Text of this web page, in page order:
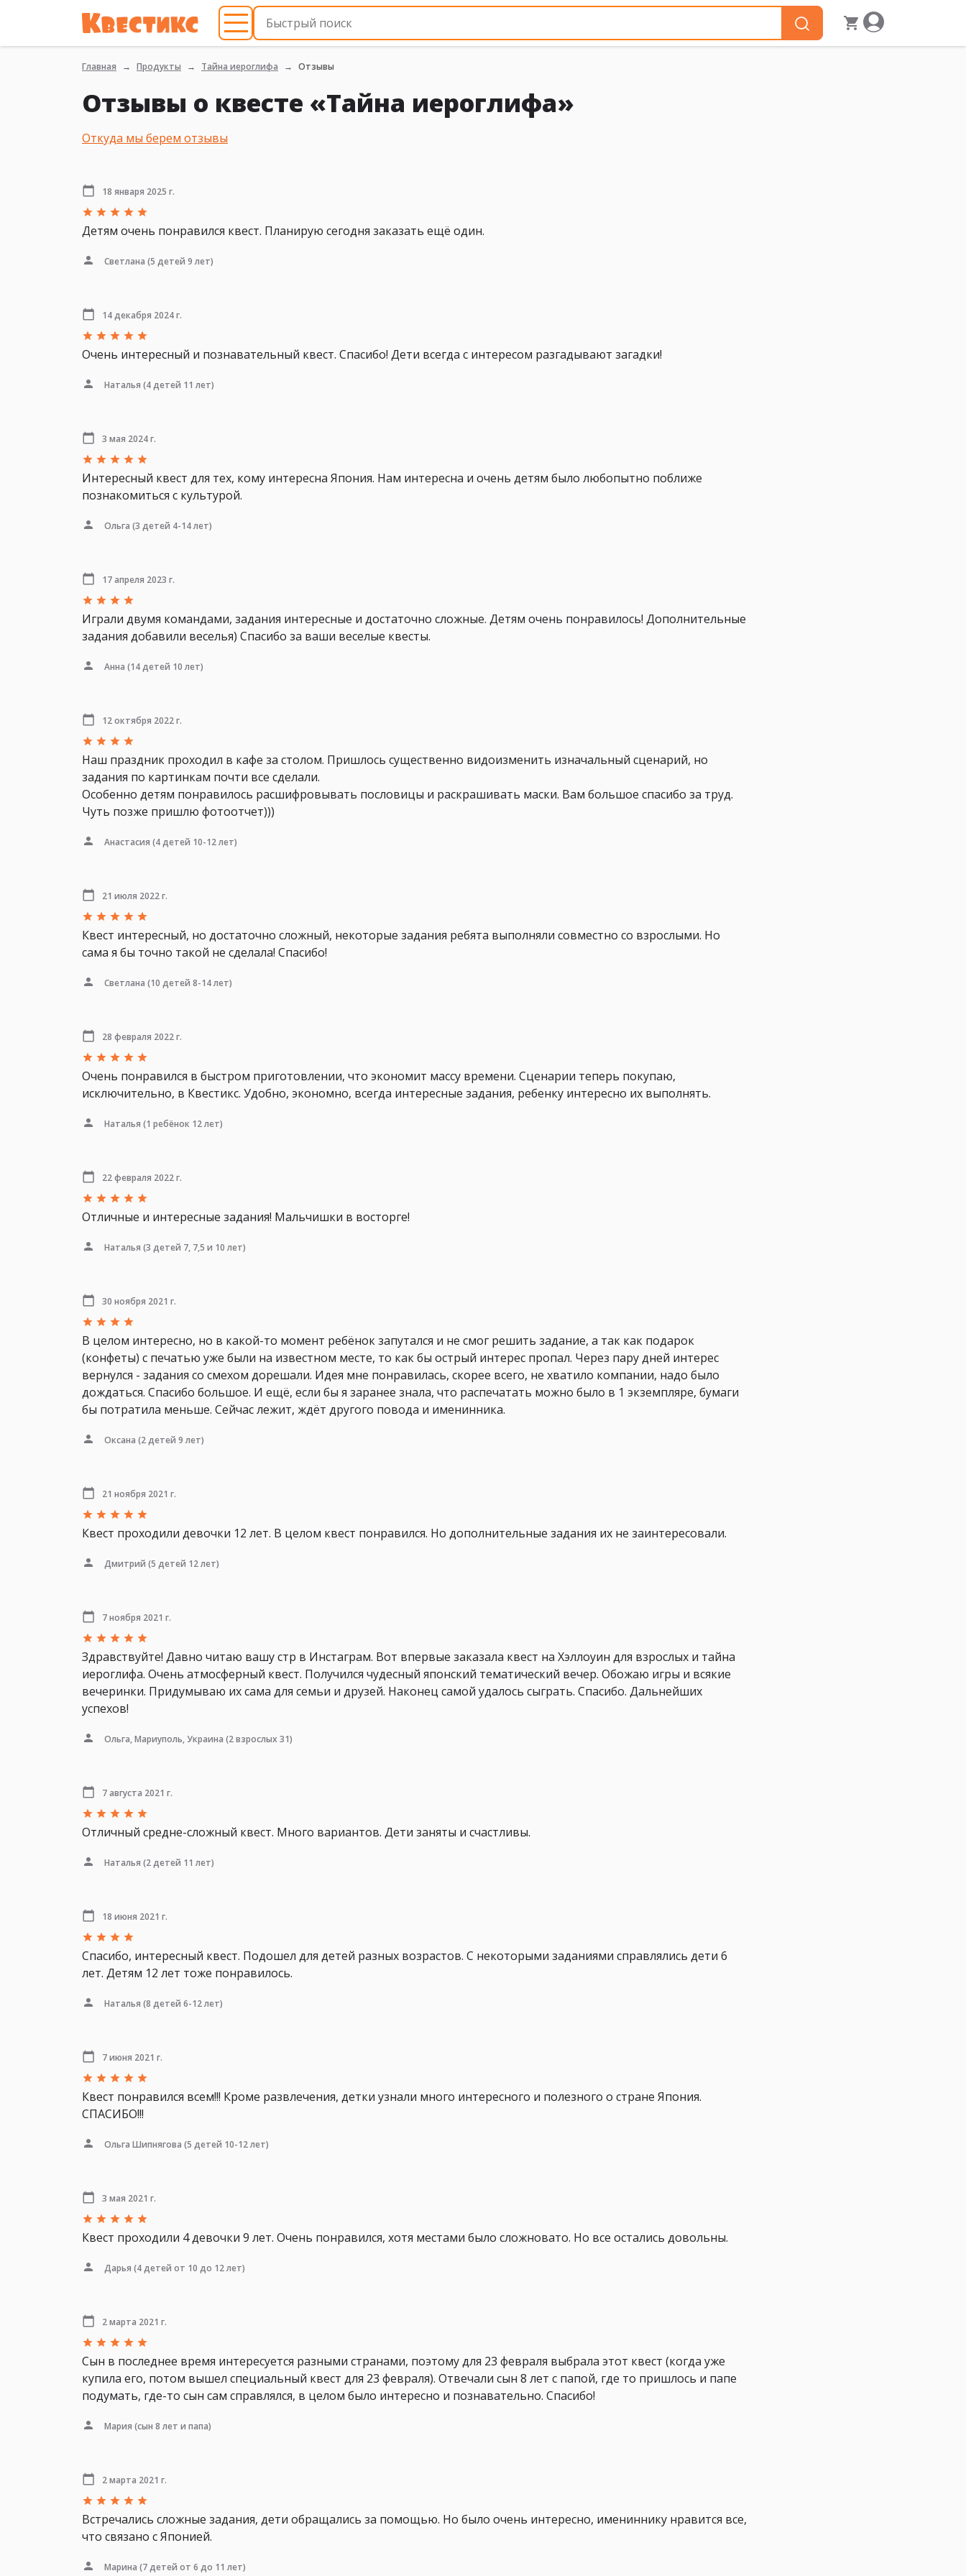
Главная Продукты Тайна иероглифа Отзывы
Отзывы о квесте «Тайна иероглифа»
Откуда мы берем отзывы
18 января 2025 г.
Детям очень понравился квест. Планирую сегодня заказать ещё один.
Светлана (5 детей 9 лет)
14 декабря 2024 г.
Очень интересный и познавательный квест. Спасибо! Дети всегда с интересом разгадывают загадки!
Наталья (4 детей 11 лет)
3 мая 2024 г.
Интересный квест для тех, кому интересна Япония. Нам интересна и очень детям было любопытно поближе
познакомиться с культурой.
Ольга (3 детей 4-14 лет)
17 апреля 2023 г.
Играли двумя командами, задания интересные и достаточно сложные. Детям очень понравилось! Дополнительные
задания добавили веселья) Спасибо за ваши веселые квесты.
Анна (14 детей 10 лет)
12 октября 2022 г.
Наш праздник проходил в кафе за столом. Пришлось существенно видоизменить изначальный сценарий, но
задания по картинкам почти все сделали.
Особенно детям понравилось расшифровывать пословицы и раскрашивать маски. Вам большое спасибо за труд.
Чуть позже пришлю фотоотчет)))
Анастасия (4 детей 10-12 лет)
21 июля 2022 г.
Квест интересный, но достаточно сложный, некоторые задания ребята выполняли совместно со взрослыми. Но
сама я бы точно такой не сделала! Спасибо!
Светлана (10 детей 8-14 лет)
28 февраля 2022 г.
Очень понравился в быстром приготовлении, что экономит массу времени. Сценарии теперь покупаю,
исключительно, в Квестикс. Удобно, экономно, всегда интересные задания, ребенку интересно их выполнять.
Наталья (1 ребёнок 12 лет)
22 февраля 2022 г.
Отличные и интересные задания! Мальчишки в восторге!
Наталья (3 детей 7, 7,5 и 10 лет)
30 ноября 2021 г.
В целом интересно, но в какой-то момент ребёнок запутался и не смог решить задание, а так как подарок
(конфеты) с печатью уже были на известном месте, то как бы острый интерес пропал. Через пару дней интерес
вернулся - задания со смехом дорешали. Идея мне понравилась, скорее всего, не хватило компании, надо было
дождаться. Спасибо большое. И ещё, если бы я заранее знала, что распечатать можно было в 1 экземпляре, бумаги
бы потратила меньше. Сейчас лежит, ждёт другого повода и именинника.
Оксана (2 детей 9 лет)
21 ноября 2021 г.
Квест проходили девочки 12 лет. В целом квест понравился. Но дополнительные задания их не заинтересовали.
Дмитрий (5 детей 12 лет)
7 ноября 2021 г.
Здравствуйте! Давно читаю вашу стр в Инстаграм. Вот впервые заказала квест на Хэллоуин для взрослых и тайна
иероглифа. Очень атмосферный квест. Получился чудесный японский тематический вечер. Обожаю игры и всякие
вечеринки. Придумываю их сама для семьи и друзей. Наконец самой удалось сыграть. Спасибо. Дальнейших
успехов!
Ольга, Мариуполь, Украина (2 взрослых 31)
7 августа 2021 г.
Отличный средне-сложный квест. Много вариантов. Дети заняты и счастливы.
Наталья (2 детей 11 лет)
18 июня 2021 г.
Спасибо, интересный квест. Подошел для детей разных возрастов. С некоторыми заданиями справлялись дети 6
лет. Детям 12 лет тоже понравилось.
Наталья (8 детей 6-12 лет)
7 июня 2021 г.
Квест понравился всем!!! Кроме развлечения, детки узнали много интересного и полезного о стране Япония.
СПАСИБО!!!
Ольга Шипнягова (5 детей 10-12 лет)
3 мая 2021 г.
Квест проходили 4 девочки 9 лет. Очень понравился, хотя местами было сложновато. Но все остались довольны.
Дарья (4 детей от 10 до 12 лет)
2 марта 2021 г.
Сын в последнее время интересуется разными странами, поэтому для 23 февраля выбрала этот квест (когда уже
купила его, потом вышел специальный квест для 23 февраля). Отвечали сын 8 лет с папой, где то пришлось и папе
подумать, где-то сын сам справлялся, в целом было интересно и познавательно. Спасибо!
Мария (сын 8 лет и папа)
2 марта 2021 г.
Встречались сложные задания, дети обращались за помощью. Но было очень интересно, имениннику нравится все,
что связано с Японией.
Марина (7 детей от 6 до 11 лет)